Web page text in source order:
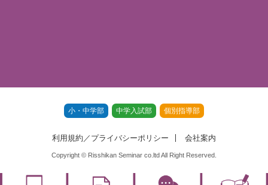
小・中学部 中学入試部 個別指導部
利用規約／プライバシーポリシー 会社案内
Copyright © Risshikan Seminar co.ltd All Right Reserved.